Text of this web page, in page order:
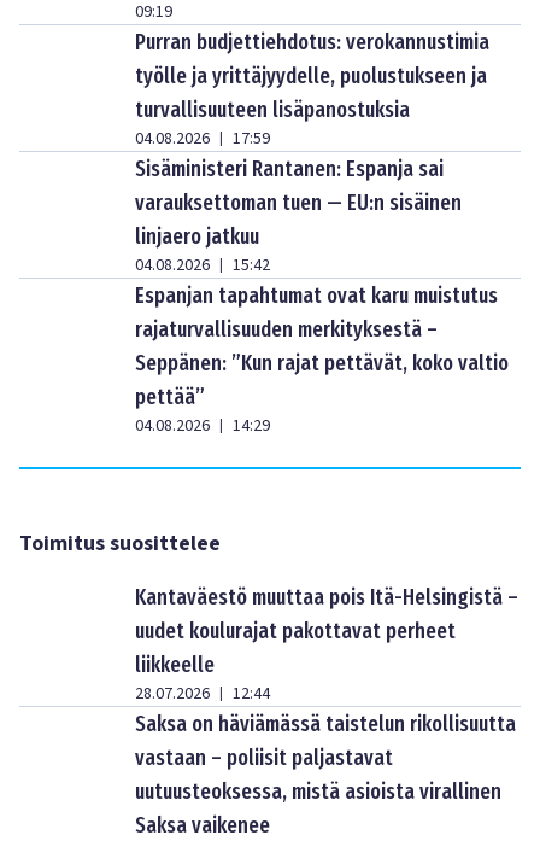
09:19
Purran budjettiehdotus: verokannustimia
työlle ja yrittäjyydelle, puolustukseen ja
turvallisuuteen lisäpanostuksia
04.08.2026 | 17:59
Sisäministeri Rantanen: Espanja sai
varauksettoman tuen — EU:n sisäinen
linjaero jatkuu
04.08.2026 | 15:42
Espanjan tapahtumat ovat karu muistutus
rajaturvallisuuden merkityksestä –
Seppänen: ”Kun rajat pettävät, koko valtio
pettää”
04.08.2026 | 14:29
Toimitus suosittelee
Kantaväestö muuttaa pois Itä-Helsingistä –
uudet koulurajat pakottavat perheet
liikkeelle
28.07.2026 | 12:44
Saksa on häviämässä taistelun rikollisuutta
vastaan – poliisit paljastavat
uutuusteoksessa, mistä asioista virallinen
Saksa vaikenee